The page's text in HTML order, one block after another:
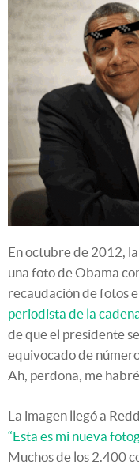
En octubre de 2012,
una foto de Obama
recaudación de fotos
periodista de la
de que el presidente
equivocado de
Ah, perdona, me
La imagen llegó a
“Esta es mi nueva
Muchos de los 2.400